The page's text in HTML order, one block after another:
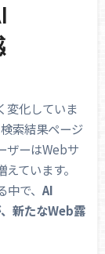
変化していま
索結果ページ
ザーはWebサ
ています。
で、 AI
新たなWeb露